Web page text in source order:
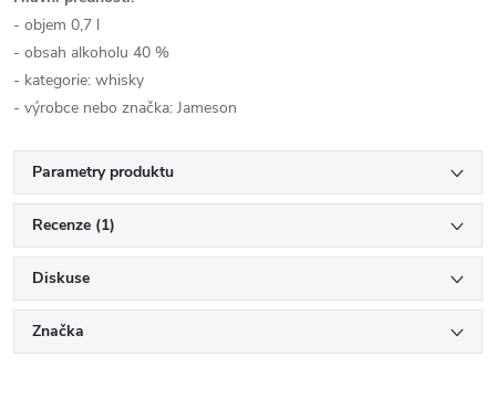
- objem 0,7 l
- obsah alkoholu 40 %
- kategorie: whisky
- výrobce nebo značka: Jameson
Parametry produktu
Recenze (1)
Diskuse
Značka